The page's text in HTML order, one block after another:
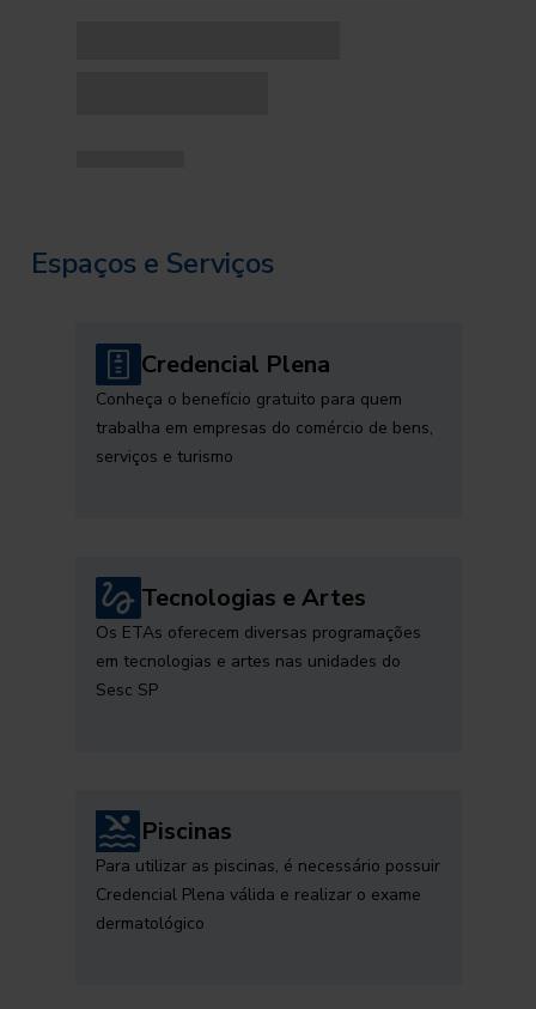
Espaços e Serviços
Credencial Plena
Conheça o benefício gratuito para quem
trabalha em empresas do comércio de bens,
serviços e turismo
Tecnologias e Artes
Os ETAs oferecem diversas programações
em tecnologias e artes nas unidades do
Sesc SP
Piscinas
Para utilizar as piscinas, é necessário possuir
Credencial Plena válida e realizar o exame
dermatológico